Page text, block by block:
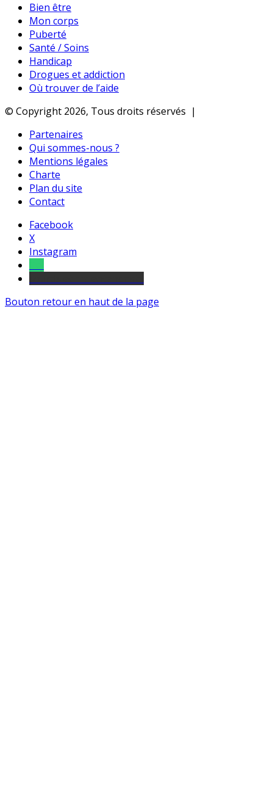
Bien être
Mon corps
Puberté
Santé / Soins
Handicap
Drogues et addiction
Où trouver de l’aide
© Copyright 2026, Tous droits réservés |
Partenaires
Qui sommes-nous ?
Mentions légales
Charte
Plan du site
Contact
Facebook
X
Instagram
Bouton retour en haut de la page